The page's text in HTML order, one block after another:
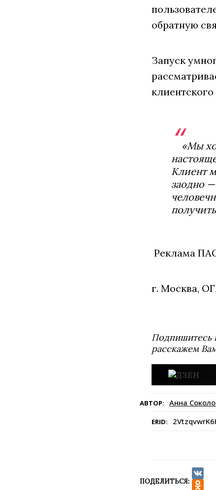
обратную
Запуск
«Мы
Клиент
заодно
Реклама
г. Москва,
Подпишитесь
расскажем
АВТОР: Анна
ERID:
ПОДЕЛИТЬСЯ:
VK